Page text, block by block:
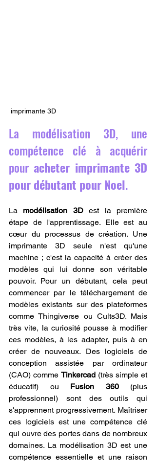
imprimante 3D
La modélisation 3D, une
compétence clé à acquérir
pour acheter imprimante 3D
pour débutant pour Noel.
La modélisation 3D est la première
étape de l'apprentissage. Elle est au
cœur du processus de création. Une
imprimante 3D seule n'est qu'une
machine ; c'est la capacité à créer des
modèles qui lui donne son véritable
pouvoir. Pour un débutant, cela peut
commencer par le téléchargement de
modèles existants sur des plateformes
comme Thingiverse ou Cults3D. Mais
très vite, la curiosité pousse à modifier
ces modèles, à les adapter, puis à en
créer de nouveaux. Des logiciels de
conception assistée par ordinateur
(CAO) comme Tinkercad (très simple et
éducatif) ou Fusion 360 (plus
professionnel) sont des outils qui
s'apprennent progressivement. Maîtriser
ces logiciels est une compétence clé
qui ouvre des portes dans de nombreux
domaines. La modélisation 3D est une
compétence essentielle et une raison